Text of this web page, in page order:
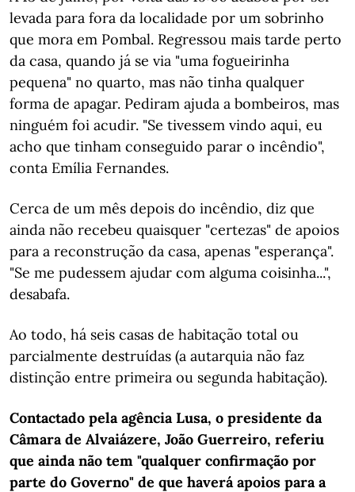
levada para fora da localidade por um sobrinho
que mora em Pombal. Regressou mais tarde perto
da casa, quando já se via "uma fogueirinha
pequena" no quarto, mas não tinha qualquer
forma de apagar. Pediram ajuda a bombeiros, mas
ninguém foi acudir. "Se tivessem vindo aqui, eu
acho que tinham conseguido parar o incêndio",
conta Emília Fernandes.
Cerca de um mês depois do incêndio, diz que
ainda não recebeu quaisquer "certezas" de apoios
para a reconstrução da casa, apenas "esperança".
"Se me pudessem ajudar com alguma coisinha...",
desabafa.
Ao todo, há seis casas de habitação total ou
parcialmente destruídas (a autarquia não faz
distinção entre primeira ou segunda habitação).
Contactado pela agência Lusa, o presidente da
Câmara de Alvaiázere, João Guerreiro, referiu
que ainda não tem "qualquer confirmação por
parte do Governo" de que haverá apoios para a